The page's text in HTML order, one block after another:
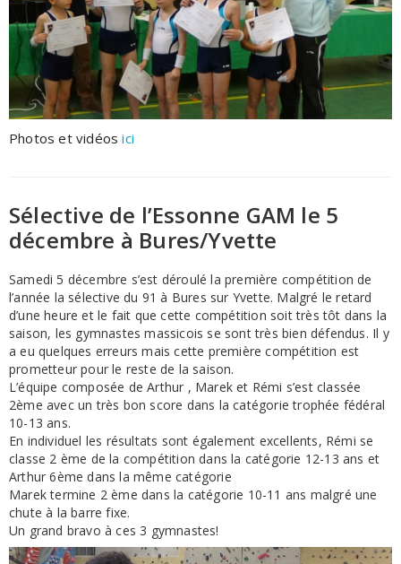
Photos et vidéosici
Sélective de l’Essonne GAM le 5
décembre à Bures/Yvette
Samedi 5 décembre s’est déroulé la première compétition de
l’année la sélective du 91 à Bures sur Yvette. Malgré le retard
d’une heure et le fait que cette compétition soit très tôt dans la
saison, les gymnastes massicois se sont très bien défendus. Il y
a eu quelques erreurs mais cette première compétition est
prometteur pour le reste de la saison.
L’équipe composée de Arthur , Marek et Rémi s’est classée
2ème avec un très bon score dans la catégorie trophée fédéral
10-13 ans.
En individuel les résultats sont également excellents, Rémi se
classe 2 ème de la compétition dans la catégorie 12-13 ans et
Arthur 6ème dans la même catégorie
Marek termine 2 ème dans la catégorie 10-11 ans malgré une
chute à la barre fixe.
Un grand bravo à ces 3 gymnastes!